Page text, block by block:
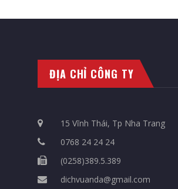
ĐỊA CHỈ CÔNG TY
15 Vĩnh Thái, Tp Nha Trang
0768 24 24 24
(0258)389.5.389
dichvuanda@gmail.com